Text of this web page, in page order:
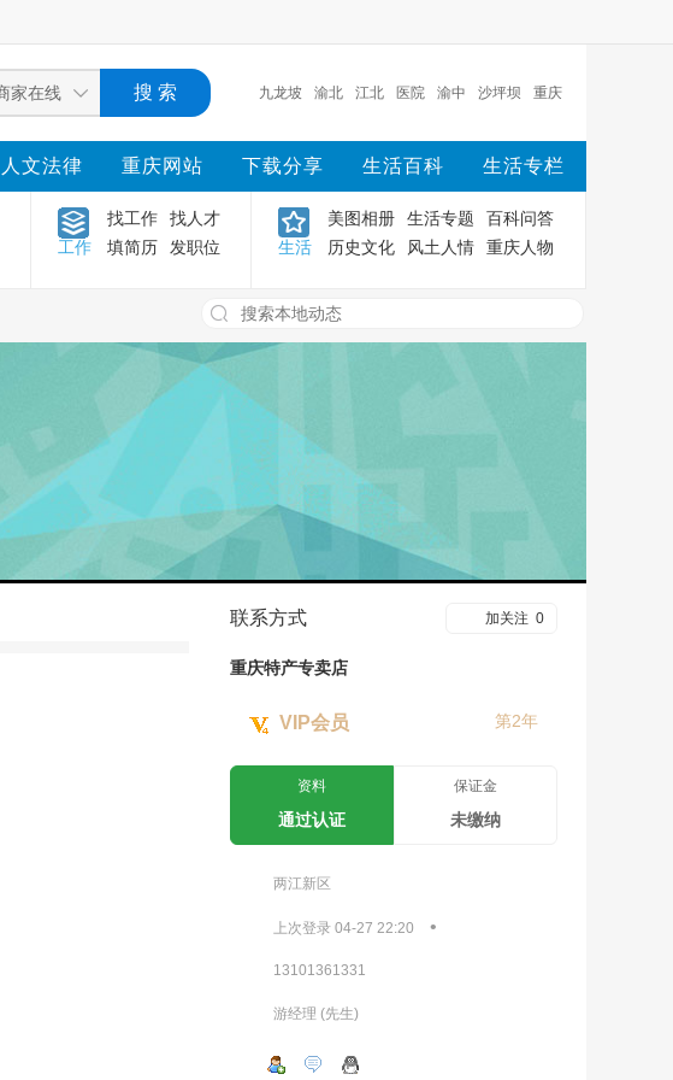
九龙坡 渝北 江北 医院 渝中 沙坪坝 重庆
人文法律 重庆网站 下载分享 生活百科 生活专栏
工作
找工作
找人才
填简历
发职位 生活
美图相册 生活专题
百科问答
历史文化
风土人情 重庆人物
联系方式 加关注 0
重庆特产专卖店
VIP会员 第2年
资料
通过认证
保证金
未缴纳
两江新区
上次登录 04-27 22:20 •
13101361331
游经理 (先生)